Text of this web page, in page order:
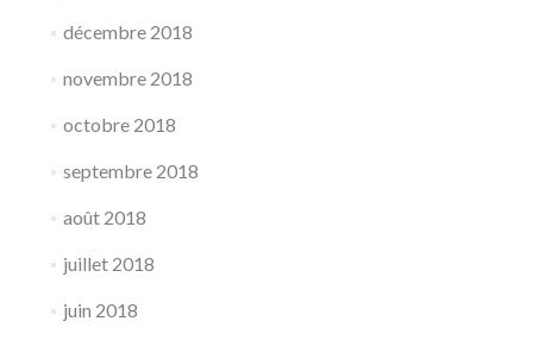
décembre 2018
novembre 2018
octobre 2018
septembre 2018
août 2018
juillet 2018
juin 2018